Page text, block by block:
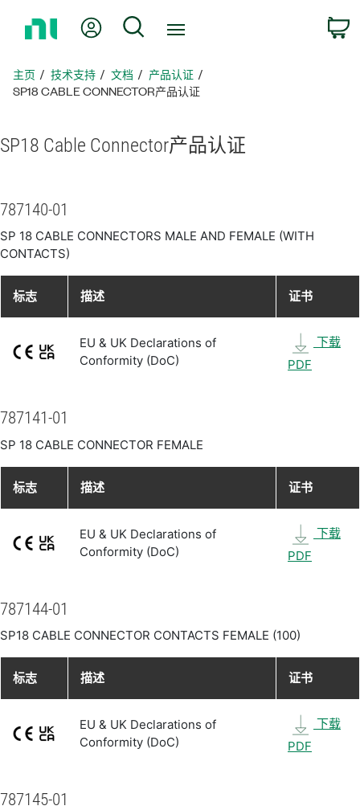
页
我的账户 搜索
主页 技术支持 文档
产品认证
SP18 CABLE CONNECTOR产品认证
SP18 Cable Connector产品认证
787140-01
SP 18 CABLE CONNECTORS MALE AND FEMALE (WITH
CONTACTS)
标志 描述 证书
EU & UK Declarations of
Conformity (DoC)
下载
PDF
787141-01
SP 18 CABLE CONNECTOR FEMALE
标志 描述 证书
EU & UK Declarations of
Conformity (DoC)
下载
PDF
787144-01
SP18 CABLE CONNECTOR CONTACTS FEMALE (100)
标志 描述 证书
EU & UK Declarations of
Conformity (DoC)
下载
PDF
787145-01